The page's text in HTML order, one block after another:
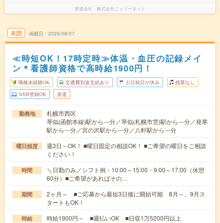
派遣会社 株式会社ニッソーネット
未読 掲載日 2026/08/07
≪時短OK！17時定時≫体温・血圧の記録メイ
ン＊看護師資格で高時給1900円！
職種未経験OK 交通費別途支給あり 土日祝日が休み 残業なし
WEB登録OK 派遣
勤務地
札幌市西区
琴似(函館本線)駅から---分／琴似(札幌市営)駅から---分／発寒
駅から---分／宮の沢駅から---分／八軒駅から---分
曜日頻度
週3日～OK！ ■曜日固定の相談OK！ ■ご希望の曜日をご相談
ください！
時間
＼日勤のみ／シフト例・10:00～15:00・9:00～17:00（休憩
60分）■ご希望があればその…
期間
2ヶ月～ ■ご応募から最短3日後に開始可能 8月～、9月ス
タートもOK！
時給 時給1900円～ ■週払いOK ■日収1万5200円以上